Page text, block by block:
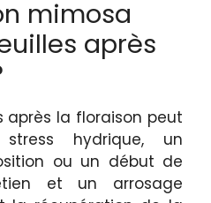
mimosa
après
après la floraison peut
hydrique, un
ou un début de
et un arrosage